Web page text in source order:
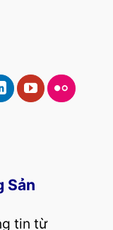
Sản
tin từ